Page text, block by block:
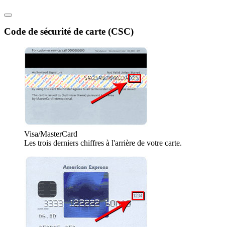
Code de sécurité de carte (CSC)
Visa/MasterCard
Les trois derniers chiffres à l'arrière de votre carte.